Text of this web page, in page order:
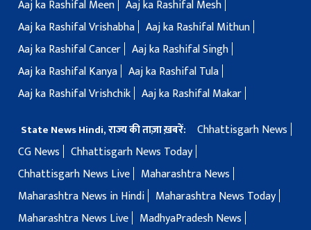
Aaj ka Rashifal Meen Aaj ka Rashifal Mesh
Aaj ka Rashifal Vrishabha Aaj ka Rashifal Mithun
Aaj ka Rashifal Cancer Aaj ka Rashifal Singh
Aaj ka Rashifal Kanya Aaj ka Rashifal Tula
Aaj ka Rashifal Vrishchik Aaj ka Rashifal Makar
State News Hindi, राज्य की ताज़ा ख़बरें:
Chhattisgarh News
CG News
Chhattisgarh News Today
Chhattisgarh News Live
Maharashtra News
Maharashtra News in Hindi
Maharashtra News Today
Maharashtra News Live
MadhyaPradesh News